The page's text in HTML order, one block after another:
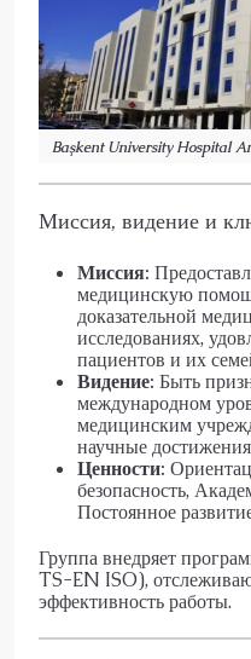
Başkent University Hospital
Миссия, видение и
Миссия:
медицинскую
доказательной
исследованиях,
пациентов и их
Видение: Быть
международном
медицинским
научные
Ценности:
безопасность,
Постоянное
Группа внедряет
TS-EN ISO),
эффективность работы.